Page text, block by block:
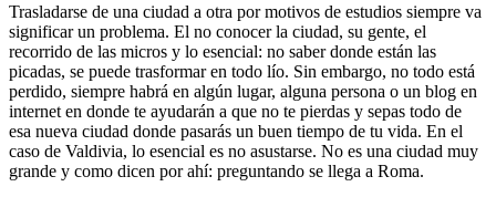
Trasladarse de una ciudad a otra por motivos de estudios siempre va
significar un problema. El no conocer la ciudad, su gente, el
recorrido de las micros y lo esencial: no saber donde están las
picadas, se puede trasformar en todo lío. Sin embargo, no todo está
perdido, siempre habrá en algún lugar, alguna persona o un blog en
internet en donde te ayudarán a que no te pierdas y sepas todo de
esa nueva ciudad donde pasarás un buen tiempo de tu vida. En el
caso de Valdivia, lo esencial es no asustarse. No es una ciudad muy
grande y como dicen por ahí: preguntando se llega a Roma.